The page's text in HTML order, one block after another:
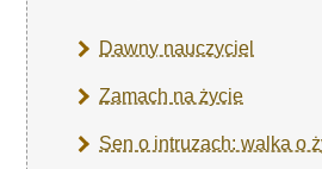
Dawny nauczyciel
Zamach na życie
Sen o intruzach: walka o